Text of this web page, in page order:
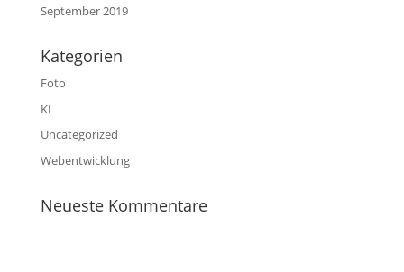
September 2019
Kategorien
Foto
KI
Uncategorized
Webentwicklung
Neueste Kommentare